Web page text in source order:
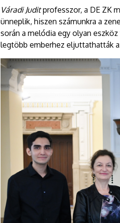
Váradi Juditprofesszor, a DE ZK
ünneplik, hiszen számunkra a
során a melódia egy olyan
legtöbb emberhez eljuttathatták